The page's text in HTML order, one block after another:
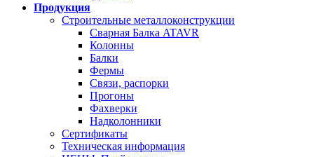
Продукция
Строительные металлоконструкции
Сварная Балка ATAVR
Колонны
Балки
Фермы
Связи, распорки
Прогоны
Фахверки
Надколонники
Сертификаты
Техническая информация